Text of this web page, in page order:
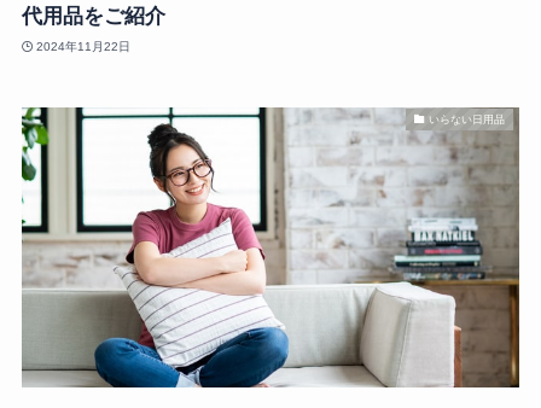
代用品をご紹介
2024年11月22日
いらない日用品